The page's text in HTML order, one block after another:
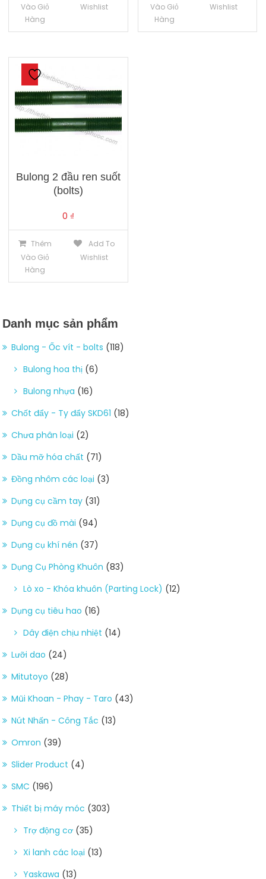
Vào Giỏ
Hàng
Wishlist
Vào Giỏ
Hàng
Wishlist
Bulong 2 đầu ren suốt
(bolts)
0 ₫
Thêm
Vào Giỏ
Hàng
Add To
Wishlist
Danh mục sản phẩm
Bulong - Ốc vít - bolts (118)
Bulong hoa thị (6)
Bulong nhựa (16)
Chốt đẩy - Ty đẩy SKD61 (18)
Chưa phân loại (2)
Dầu mỡ hóa chất (71)
Đồng nhôm các loại (3)
Dụng cụ cầm tay (31)
Dụng cụ đồ mài (94)
Dụng cụ khí nén (37)
Dụng Cụ Phòng Khuôn (83)
Lò xo - Khóa khuôn (Parting Lock) (12)
Dụng cụ tiêu hao (16)
Dây điện chịu nhiệt (14)
Lưỡi dao (24)
Mitutoyo (28)
Mũi Khoan - Phay - Taro (43)
Nút Nhấn - Công Tắc (13)
Omron (39)
Slider Product (4)
SMC (196)
Thiết bị máy móc (303)
Trợ động cơ (35)
Xi lanh các loại (13)
Yaskawa (13)